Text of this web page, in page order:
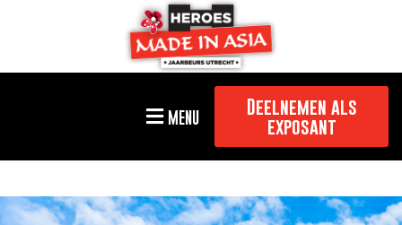
MENU
Deelnemen als
exposant